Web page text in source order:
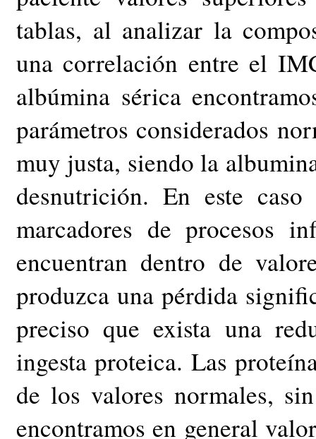
tablas, al analizar la
una correlación entre el
albúmina sérica
parámetros considerados
muy justa, siendo la
desnutrición. En este
marcadores de procesos
encuentran dentro de
produzca una pérdida
preciso que exista una
ingesta proteica. Las
de los valores normales,
encontramos en general